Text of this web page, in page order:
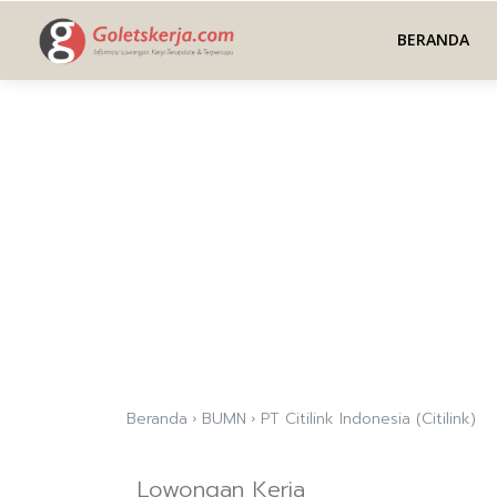
BERANDA
Beranda BUMN PT Citilink Indonesia (Citilink)
Lowongan Kerja